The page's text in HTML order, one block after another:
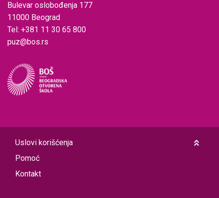
Bulevar oslobođenja 177
11000 Beograd
Tel: +381 11 30 65 800
puz@bos.rs
Uslovi korišćenja
Pomoć
Kontakt